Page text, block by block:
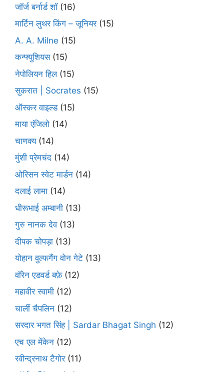
जॉर्ज बर्नार्ड शॉ(16)
मार्टिन लुथर किंग – जूनियर(15)
A. A. Milne (15)
कन्फ्युशियस(15)
नेपोलियन हिल(15)
सुकरात | Socrates (15)
ऑस्कर वाइल्ड(15)
माया एंजिलो (14)
चाणक्य(14)
मुंशी प्रेमचंद (14)
ओरिसन स्‍वेट मार्डन (14)
दलाई लामा (14)
धीरूभाई अम्बानी (13)
गुरु नानक देव(13)
दीपक चोपड़ा (13)
योहान वुल्फगैंग वोन गेटे (13)
वॉरेन एडवर्ड बफ़े(12)
महावीर स्वामी (12)
चार्ली चैपलिन (12)
सरदार भगत सिंह | Sardar Bhagat Singh (12)
एच एल मेंकेन (12)
रवीन्द्रनाथ टैगोर(11)